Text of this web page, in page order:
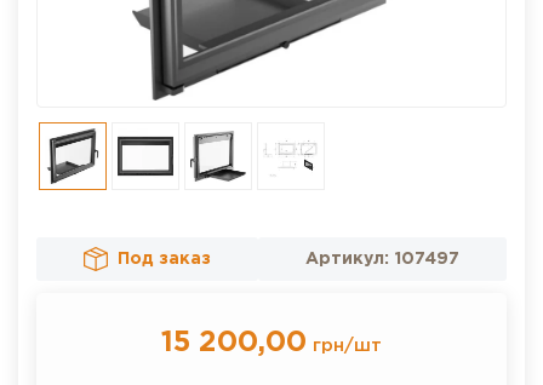
Под заказ Артикул: 107497
15 200,00 грн/шт